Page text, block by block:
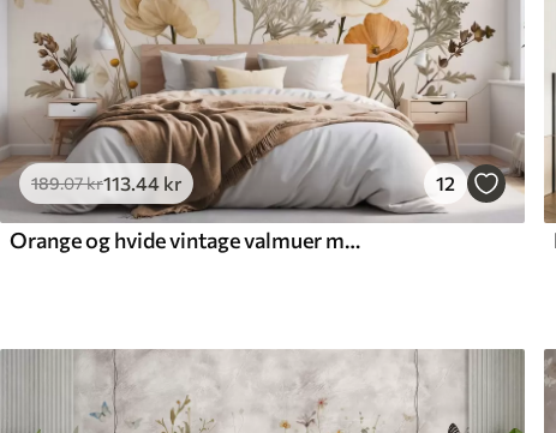
189.07kr113.44 kr 12
Orange og hvide vintage valmuer med tynde stængler og blade, lys beige baggrund, akvarel-stil